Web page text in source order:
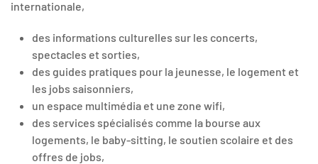
internationale,
des informations culturelles sur les concerts,
spectacles et sorties,
des guides pratiques pour la jeunesse, le logement et
les jobs saisonniers,
un espace multimédia et une zone wifi,
des services spécialisés comme la bourse aux
logements, le baby-sitting, le soutien scolaire et des
offres de jobs,